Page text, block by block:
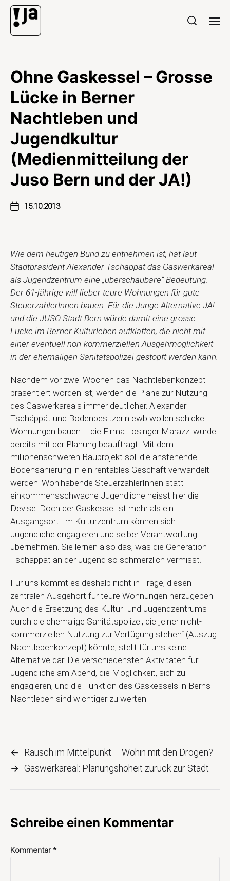
Ohne Gaskessel – Grosse
Lücke in Berner
Nachtleben und
Jugendkultur
(Medienmitteilung der
Juso Bern und der JA!)
15.10.2013
Wie dem heutigen Bund zu entnehmen ist, hat laut
Stadtpräsident Alexander Tschäppät das Gaswerkareal
als Jugendzentrum eine „überschaubare“ Bedeutung.
Der 61-jährige will lieber teure Wohnungen für gute
SteuerzahlerInnen bauen. Für die Junge Alternative JA!
und die JUSO Stadt Bern würde damit eine grosse
Lücke im Berner Kulturleben aufklaffen, die nicht mit
einer eventuell non-kommerziellen Ausgehmöglichkeit
in der ehemaligen Sanitätspolizei gestopft werden kann.
Nachdem vor zwei Wochen das Nachtlebenkonzept
präsentiert worden ist, werden die Pläne zur Nutzung
des Gaswerkareals immer deutlicher. Alexander
Tschäppät und Bodenbesitzerin ewb wollen schicke
Wohnungen bauen – die Firma Losinger Marazzi wurde
bereits mit der Planung beauftragt. Mit dem
millionenschweren Bauprojekt soll die anstehende
Bodensanierung in ein rentables Geschäft verwandelt
werden. Wohlhabende SteuerzahlerInnen statt
einkommensschwache Jugendliche heisst hier die
Devise. Doch der Gaskessel ist mehr als ein
Ausgangsort: Im Kulturzentrum können sich
Jugendliche engagieren und selber Verantwortung
übernehmen. Sie lernen also das, was die Generation
Tschäppät an der Jugend so schmerzlich vermisst.
Für uns kommt es deshalb nicht in Frage, diesen
zentralen Ausgehort für teure Wohnungen herzugeben.
Auch die Ersetzung des Kultur- und Jugendzentrums
durch die ehemalige Sanitätspolizei, die „einer nicht-
kommerziellen Nutzung zur Verfügung stehen“ (Auszug
Nachtlebenkonzept) könnte, stellt für uns keine
Alternative dar. Die verschiedensten Aktivitäten für
Jugendliche am Abend, die Möglichkeit, sich zu
engagieren, und die Funktion des Gaskessels in Berns
Nachtleben sind wichtiger zu werten.
←
Rausch im Mittelpunkt – Wohin mit den Drogen?
→ Gaswerkareal: Planungshoheit zurück zur Stadt
Schreibe einen Kommentar
Kommentar*